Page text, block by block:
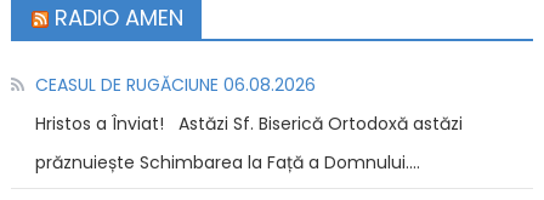
RADIO AMEN
CEASUL DE RUGĂCIUNE 06.08.2026
Hristos a Înviat! Astăzi Sf. Biserică Ortodoxă astăzi
prăznuiește Schimbarea la Față a Domnului....